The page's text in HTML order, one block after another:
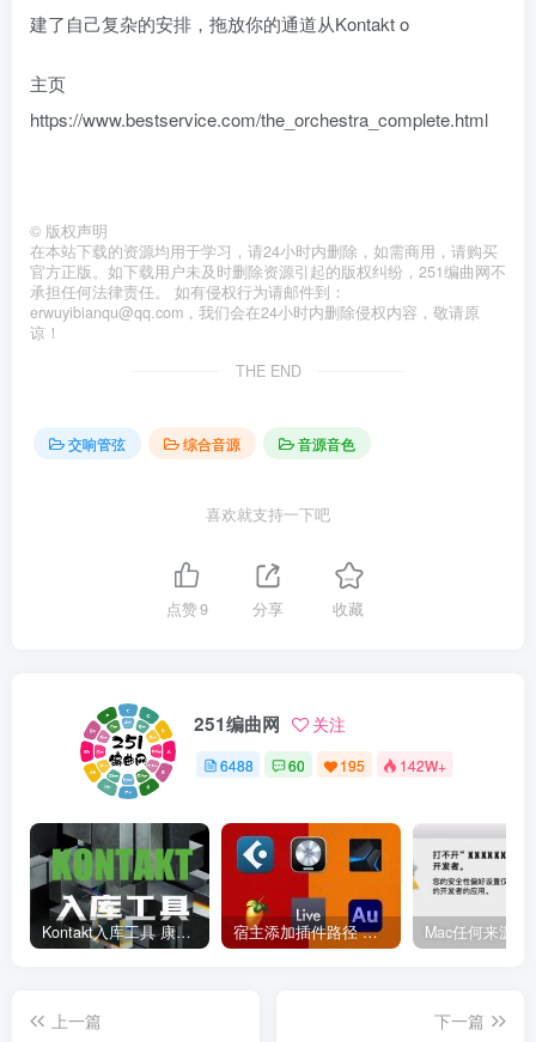
建了自己复杂的安排，拖放你的通道从Kontakt o
主页
https://www.bestservice.com/the_orchestra_complete.html
© 版权声明
在本站下载的资源均用于学习，请24小时内删除，如需商用，请购买
官方正版。如下载用户未及时删除资源引起的版权纠纷，251编曲网不
承担任何法律责任。 如有侵权行为请邮件到：
erwuyibianqu@qq.com，我们会在24小时内删除侵权内容，敬请原
谅！
THE END
交响管弦 综合音源 音源音色
喜欢就支持一下吧
点赞9 分享 收藏
251编曲网 关注
6488 60 195 142W+
Kontakt入库工具 康泰克入库教程 宿主添加插件路径 插件路径设置 VSTPlugins路径
上一篇
下一篇